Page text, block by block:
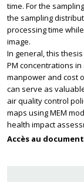
time. For the
the sampling
processing time
image.
In general, this
PM concentrations
manpower and cost
can serve as
air quality control
maps using MEM
health impact
Accès au document